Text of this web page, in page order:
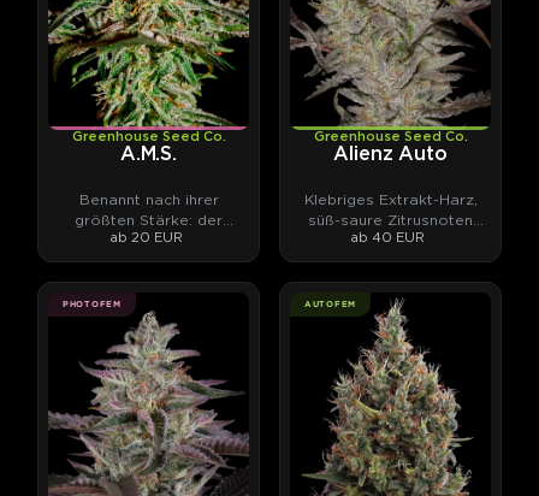
Greenhouse Seed Co.
A.M.S.
Benannt nach ihrer
größten Stärke: der
Schimmelresistenz.
ab 20 EUR
Greenhouse Seed Co.
Alienz Auto
Klebriges Extrakt-Harz,
süß-saure Zitrusnoten
vom Zkittlez-Erbe.
ab 40 EUR
PHOTOFEM AUTOFEM